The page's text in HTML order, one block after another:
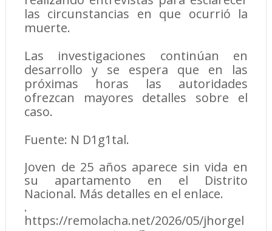
las circunstancias en que ocurrió la
muerte.
Las investigaciones continúan en
desarrollo y se espera que en las
próximas horas las autoridades
ofrezcan mayores detalles sobre el
caso.
Fuente: N D1g1tal.
Joven de 25 años aparece sin vida en
su apartamento en el Distrito
Nacional. Más detalles en el enlace.
.
https://remolacha.net/2026/05/jhorgel